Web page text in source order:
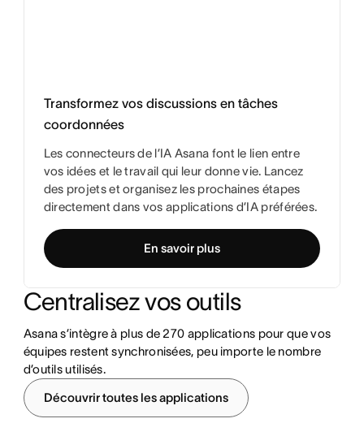
Transformez vos discussions en tâches
coordonnées
Les connecteurs de l’IA Asana font le lien entre
vos idées et le travail qui leur donne vie. Lancez
des projets et organisez les prochaines étapes
directement dans vos applications d’IA préférées.
En savoir plus
Centralisez vos outils
Asana s’intègre à plus de 270 applications pour que vos
équipes restent synchronisées, peu importe le nombre
d’outils utilisés.
Découvrir toutes les applications